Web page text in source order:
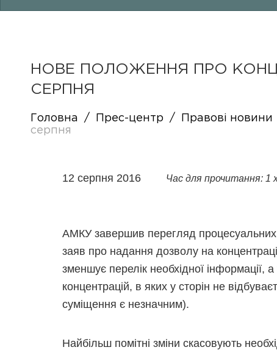
НОВЕ ПОЛОЖЕННЯ ПРО
СЕРПНЯ
Головна / Прес-центр / Правові новини
серпня
12 серпня 2016 Час для прочитання: 1
АМКУ завершив перегляд процесуальних
заяв про надання дозволу на
зменшує перелік необхідної
концентрацій, в яких у сторін не
суміщення є незначним).
Найбільш помітні зміни скасовують